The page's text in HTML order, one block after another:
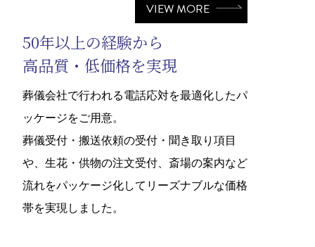
VIEW MORE
50年以上の経験から
高品質・低価格を実現
葬儀会社で行われる電話応対を最適化したパ
ッケージをご用意。
葬儀受付・搬送依頼の受付・聞き取り項目
や、生花・供物の注文受付、斎場の案内など
流れをパッケージ化してリーズナブルな価格
帯を実現しました。